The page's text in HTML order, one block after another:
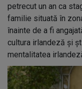
petrecut un an ca
familie situată în
înainte de a fi
cultura irlandeză și
mentalitatea